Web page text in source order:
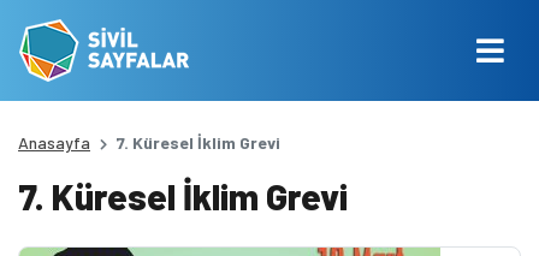
Anasayfa 7. Küresel İklim Grevi
7. Küresel İklim Grevi